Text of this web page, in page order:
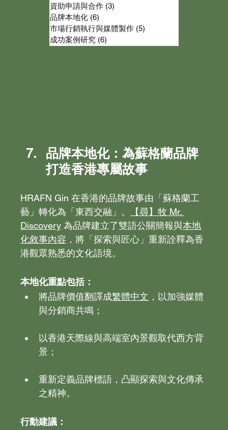
品牌本地化：為蘇格蘭品牌
打造香港專屬故事
HRAFN Gin 在香港的品牌故事由「蘇格蘭工
藝」轉化為「東西交融」。
【尋】牧 Mr.
Discovery 為品牌建立了雙語公關簡報與本地
化敘事內容 ，將「探索與匠心」重新詮釋為香
港觀眾熟悉的文化語境。
本地化重點包括：
將品牌價值翻譯成繁體中文 ，以加強媒體
與分銷商共鳴；
以香港天際線與高端室內景觀取代西方背
景；
重新定義品牌標語，凸顯探索與文化傳承
之精神。
行動建議：
資助申請與合作 (3)
品牌本地化 (6)
市場行銷執行與媒體製作 (5)
成功案例研究 (6)